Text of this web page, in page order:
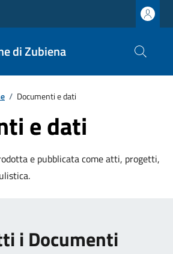
di Zubiena
/ Documenti e dati
e dati
e pubblicata come atti, progetti,
i Documenti